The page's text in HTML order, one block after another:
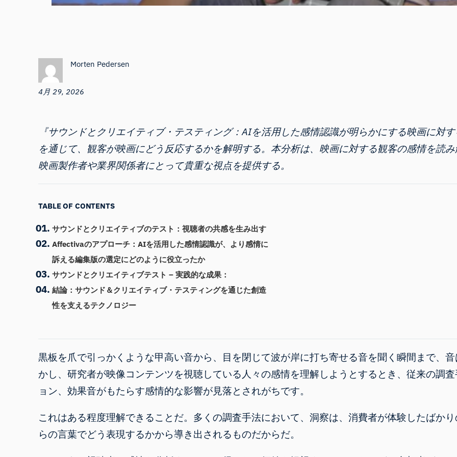
Morten Pedersen
4月 29, 2026
『サウンドとクリエイティブ・テスティング：AIを活用した感情認識が明らかにする映画に対
を通じて、観客が映画にどう反応するかを解明する。本分析は、映画に対する観客の感情を読
映画製作者や業界関係者にとって貴重な視点を提供する。
TABLE OF CONTENTS
サウンドとクリエイティブのテスト：視聴者の共感を生み出す
Affectivaのアプローチ：AIを活用した感情認識が、より感情に
訴える編集版の選定にどのように役立ったか
サウンドとクリエイティブテスト – 実践的な成果：
結論：サウンド＆クリエイティブ・テスティングを通じた創造
性を支えるテクノロジー
黒板を爪で引っかくような甲高い音から、目を閉じて波が岸に打ち寄せる音を聞く瞬間まで、
かし、研究者が映像コンテンツを視聴している人々の感情を理解しようとするとき、従来の調
ョン、効果音がもたらす感情的な影響が見落とされがちです。
これはある程度理解できることだ。多くの調査手法において、洞察は、消費者が体験したばか
らの言葉でどう表現するかから導き出されるものだからだ。